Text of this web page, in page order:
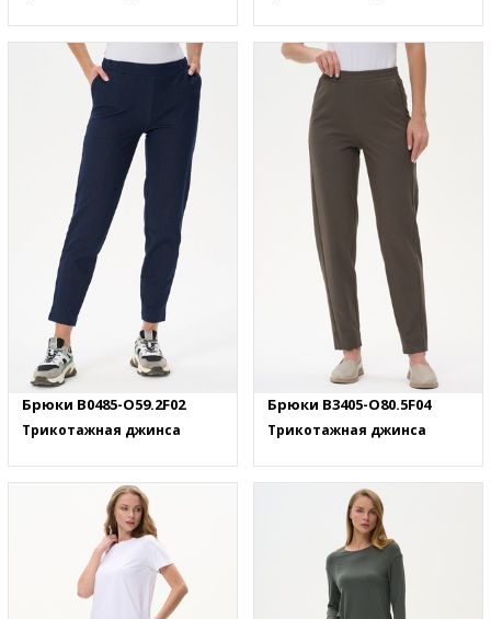
Брюки B0485-O59.2F02
Трикотажная джинса
Брюки B3405-O80.5F04
Трикотажная джинса